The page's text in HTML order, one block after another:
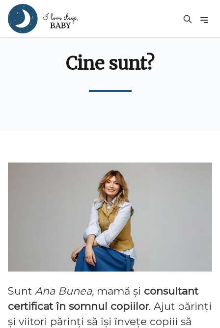
Cine sunt?
Sunt Ana Bunea, mamă și consultant
certificat în somnul copiilor. Ajut părinți
și viitori părinți să își învețe copiii să